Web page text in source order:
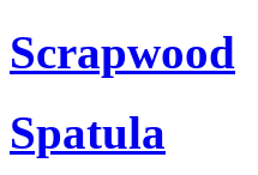
Scrapwood
Spatula